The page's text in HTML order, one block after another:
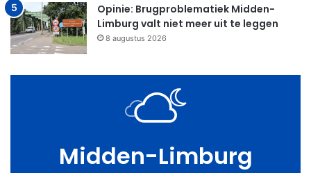
Opinie: Brugproblematiek Midden-
Limburg valt niet meer uit te leggen
8 augustus 2026
Midden-Limburg